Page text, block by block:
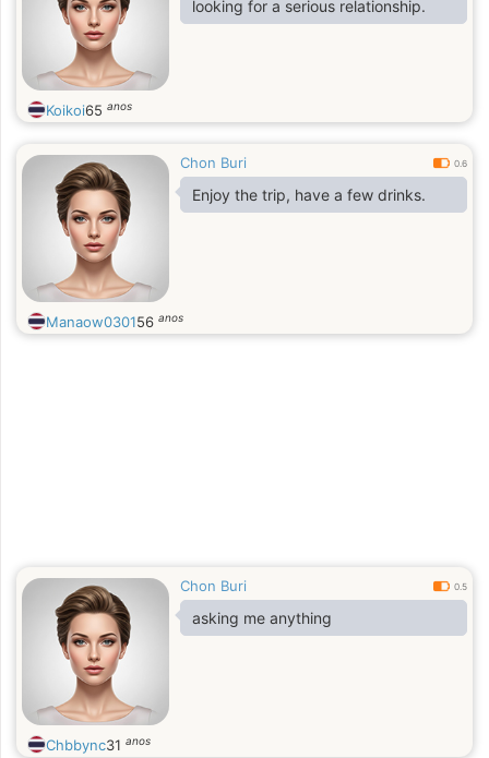
looking for a serious relationship.
Koikoi65 anos
Chon Buri 0.6
Enjoy the trip, have a few drinks.
Manaow030156 anos
Chon Buri 0.5
asking me anything
Chbbync31 anos